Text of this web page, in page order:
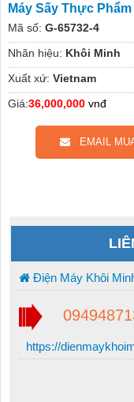
Máy Sấy Thực
Mã số: G-65732-4
Nhãn hiệu: Khôi Minh
Xuất xứ: Vietnam
Giá:36,000,000 vnđ
EMAIL
Điện Máy Khôi
https://